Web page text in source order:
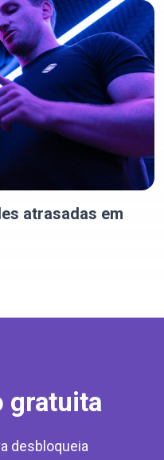
atrasadas em
gratuita
desbloqueia